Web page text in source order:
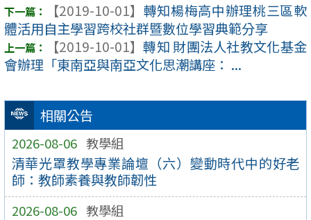
相關公告
2026-08-06 教學組
清華光罩教學專業論壇（六）變動時代中的好老
師：教師素養與教師韌性
2026-08-06 教學組
【2019-10-01】 轉知楊梅高中辦理桃三區軟
體活用自主學習跨校社群暨數位學習典範分享
【2019-10-01】 轉知 財團法人社教文化基金
會辦理「東南亞與南亞文化思潮講座： ...